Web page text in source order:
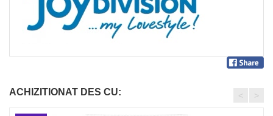
ACHIZITIONAT DES CU: < >